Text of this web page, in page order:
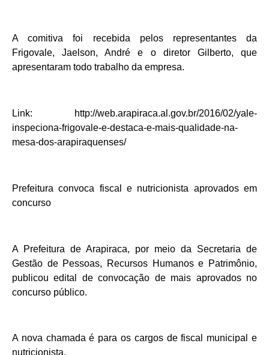
A comitiva foi recebida pelos representantes da
Frigovale, Jaelson, André e o diretor Gilberto, que
apresentaram todo trabalho da empresa.
Link: http://web.arapiraca.al.gov.br/2016/02/yale-
inspeciona-frigovale-e-destaca-e-mais-qualidade-na-
mesa-dos-arapiraquenses/
Prefeitura convoca fiscal e nutricionista aprovados em
concurso
A Prefeitura de Arapiraca, por meio da Secretaria de
Gestão de Pessoas, Recursos Humanos e Patrimônio,
publicou edital de convocação de mais aprovados no
concurso público.
A nova chamada é para os cargos de fiscal municipal e
nutricionista.